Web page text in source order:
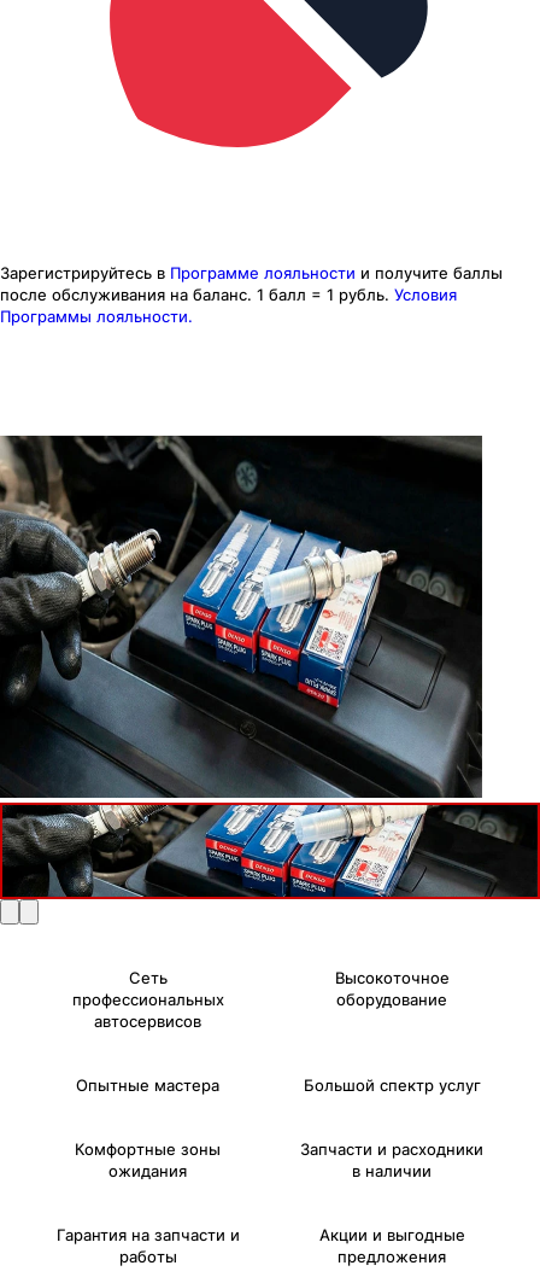
Зарегистрируйтесь в Программе лояльности и получите баллы
после обслуживания на баланс. 1 балл = 1 рубль. Условия
Программы лояльности.
Сеть
профессиональных
автосервисов
Высокоточное
оборудование
Опытные мастера Большой спектр услуг
Комфортные зоны
ожидания
Запчасти и расходники
в наличии
Гарантия на запчасти и
работы
Акции и выгодные
предложения